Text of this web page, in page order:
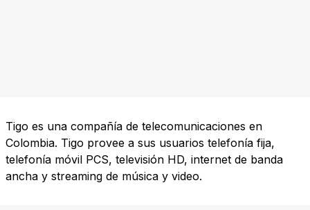
Tigo es una compañía de telecomunicaciones en
Colombia. Tigo provee a sus usuarios telefonía fija,
telefonía móvil PCS, televisión HD, internet de banda
ancha y streaming de música y video.